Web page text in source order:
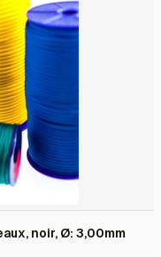
noir, Ø: 3,00mm